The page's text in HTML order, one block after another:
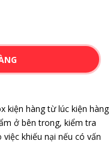
kiện hàng từ lúc kiện hàng
ở bên trong, kiểm tra
khiếu nại nếu có vấn